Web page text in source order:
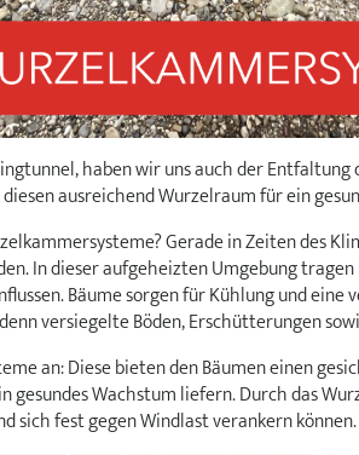
haben wir uns auch der
ausreichend Wurzelraum für ein
Gerade in Zeiten des
In dieser aufgeheizten Umgebung
Bäume sorgen für Kühlung und
versiegelte Böden, Erschütterungen
an: Diese bieten den Bäumen einen
gesundes Wachstum liefern. Durch das
sich fest gegen Windlast verankern können.